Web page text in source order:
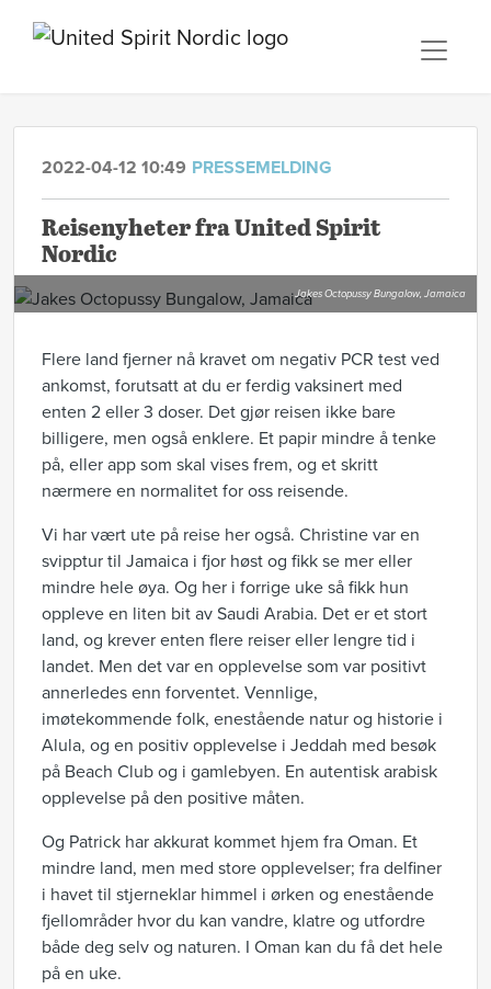
2022-04-12 10:49 PRESSEMELDING
Reisenyheter fra United Spirit
Nordic
Jakes Octopussy Bungalow, Jamaica
Flere land fjerner nå kravet om negativ PCR test ved
ankomst, forutsatt at du er ferdig vaksinert med
enten 2 eller 3 doser. Det gjør reisen ikke bare
billigere, men også enklere. Et papir mindre å tenke
på, eller app som skal vises frem, og et skritt
nærmere en normalitet for oss reisende.
Vi har vært ute på reise her også. Christine var en
svipptur til Jamaica i fjor høst og fikk se mer eller
mindre hele øya. Og her i forrige uke så fikk hun
oppleve en liten bit av Saudi Arabia. Det er et stort
land, og krever enten flere reiser eller lengre tid i
landet. Men det var en opplevelse som var positivt
annerledes enn forventet. Vennlige,
imøtekommende folk, enestående natur og historie i
Alula, og en positiv opplevelse i Jeddah med besøk
på Beach Club og i gamlebyen. En autentisk arabisk
opplevelse på den positive måten.
Og Patrick har akkurat kommet hjem fra Oman. Et
mindre land, men med store opplevelser; fra delfiner
i havet til stjerneklar himmel i ørken og enestående
fjellområder hvor du kan vandre, klatre og utfordre
både deg selv og naturen. I Oman kan du få det hele
på en uke.